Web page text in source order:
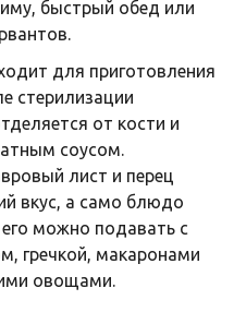
быстрый обед или
для приготовления
стерилизации
от кости и
соусом.
лист и перец
вкус, а само блюдо
можно подавать с
гречкой, макаронами
овощами.